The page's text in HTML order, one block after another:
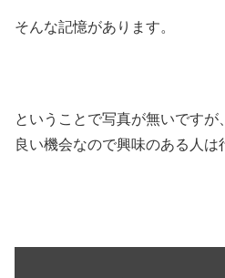
そんな記憶があります。
ということで写真が無いですが
良い機会なので興味のある人は